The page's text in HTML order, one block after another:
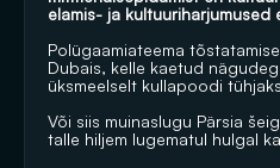
elamis- ja
Polügaamiateema
Dubais, kelle kaetud
üksmeelselt kullapoodi
Või siis muinaslugu Pärsia
talle hiljem lugematul hulgal